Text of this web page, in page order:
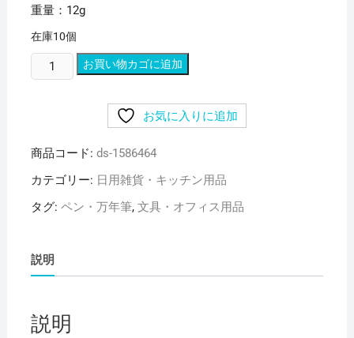
重量：12g
在庫10個
（ま
と
鉛
筆
機
ペ
ン
ッ
お買い物カゴに追加
お気に入りに追加
商品コード: ds-1586464
カテゴリー: 日用雑貨・キッチン用品
タグ: ペン・万年筆, 文具・オフィス用品
説明
説明